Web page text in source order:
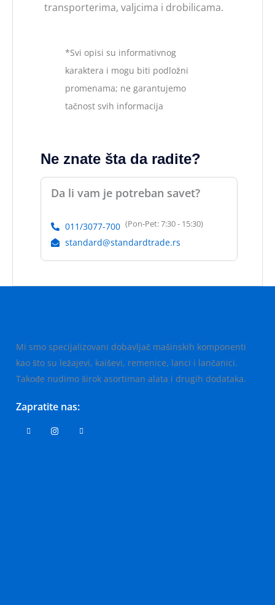
transporterima, valjcima i drobilicama.
*Svi opisi su informativnog
karaktera i mogu biti podložni
promenama; ne garantujemo
tačnost svih informacija
Ne znate šta da radite?
Da li vam je potreban savet?
011/3077-700 (Pon-Pet: 7:30 - 15:30)
standard@standardtrade.rs
Mi smo specijalizovani dobavljač mašinskih komponenti
kao što su ležajevi, kaiševi, remenice, lanci i lančanici.
Takođe nudimo širok asortiman alata i drugih dodataka.
Zapratite nas: